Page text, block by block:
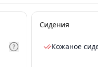
Сидения
Кожаное